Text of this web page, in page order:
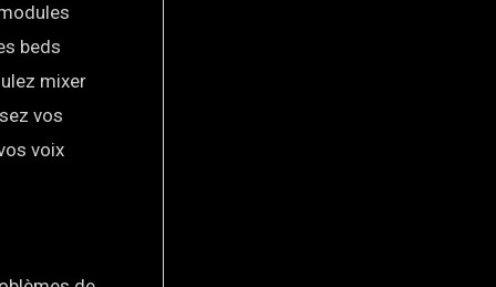
beds
mixer
vos
voix